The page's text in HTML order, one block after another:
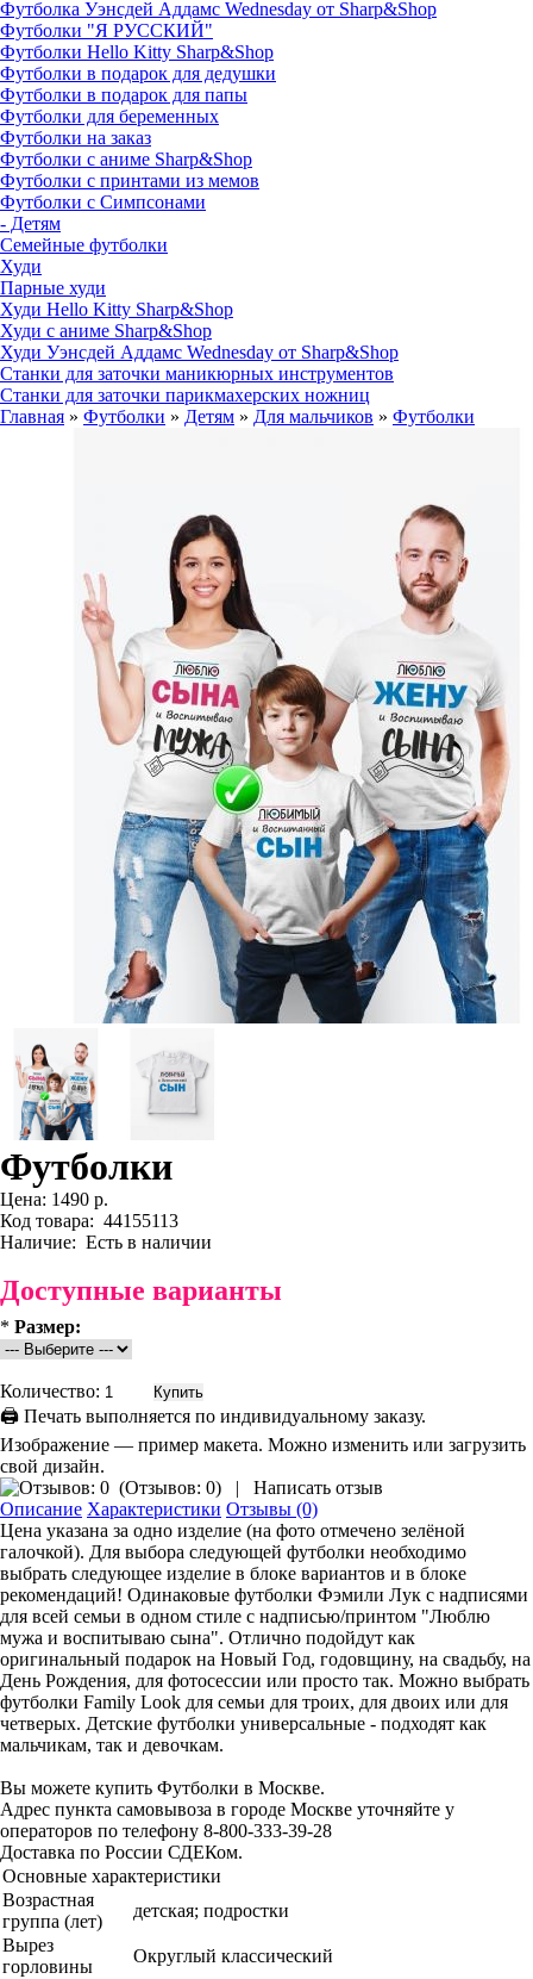
Футболка Уэнсдей Аддамс Wednesday от Sharp&Shop
Футболки "Я РУССКИЙ"
Футболки Hello Kitty Sharp&Shop
Футболки в подарок для дедушки
Футболки в подарок для папы
Футболки для беременных
Футболки на заказ
Футболки с аниме Sharp&Shop
Футболки с принтами из мемов
Футболки с Симпсонами
- Детям
Семейные футболки
Худи
Парные худи
Худи Hello Kitty Sharp&Shop
Худи с аниме Sharp&Shop
Худи Уэнсдей Аддамс Wednesday от Sharp&Shop
Станки для заточки маникюрных инструментов
Станки для заточки парикмахерских ножниц
Главная » Футболки » Детям » Для мальчиков » Футболки
Футболки
Цена: 1490 р.
Код товара: 44155113
Наличие: Есть в наличии
Доступные варианты
* Размер:
Количество:
🖨 Печать выполняется по индивидуальному заказу.
Изображение — пример макета. Можно изменить или загрузить
свой дизайн.
(Отзывов: 0) |
Написать отзыв
Описание Характеристики Отзывы (0)
Цена указана за одно изделие (на фото отмечено зелёной
галочкой). Для выбора следующей футболки необходимо
выбрать следующее изделие в блоке вариантов и в блоке
рекомендаций! Одинаковые футболки Фэмили Лук с надписями
для всей семьи в одном стиле с надписью/принтом "Люблю
мужа и воспитываю сына". Отлично подойдут как
оригинальный подарок на Новый Год, годовщину, на свадьбу, на
День Рождения, для фотосессии или просто так. Можно выбрать
футболки Family Look для семьи для троих, для двоих или для
четверых. Детские футболки универсальные - подходят как
мальчикам, так и девочкам.
Вы можете купить Футболки в Москве.
Адрес пункта самовывоза в городе Москве уточняйте у
операторов по телефону 8-800-333-39-28
Доставка по России СДЕКом.
Основные характеристики
Возрастная
группа (лет)
детская; подростки
Вырез
горловины
Округлый классический